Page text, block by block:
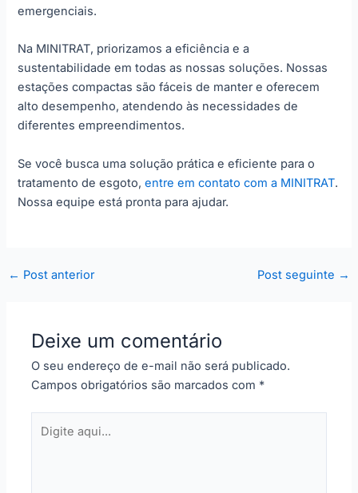
emergenciais.
Na MINITRAT, priorizamos a eficiência e a
sustentabilidade em todas as nossas soluções. Nossas
estações compactas são fáceis de manter e oferecem
alto desempenho, atendendo às necessidades de
diferentes empreendimentos.
Se você busca uma solução prática e eficiente para o
tratamento de esgoto,entre em contato com a MINITRAT.
Nossa equipe está pronta para ajudar.
← Post anterior Post seguinte →
Deixe um comentário
O seu endereço de e-mail não será publicado.
Campos obrigatórios são marcados com *
aqui...